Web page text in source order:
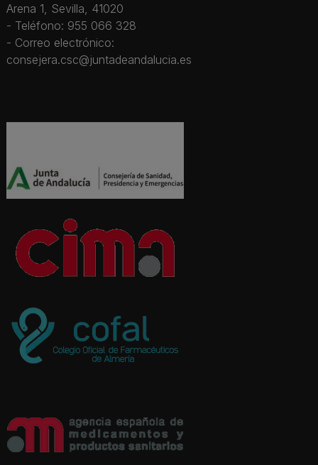
Arena 1, Sevilla, 41020
- Teléfono: 955 066 328
- Correo electrónico:
consejera.csc@juntadeandalucia.es